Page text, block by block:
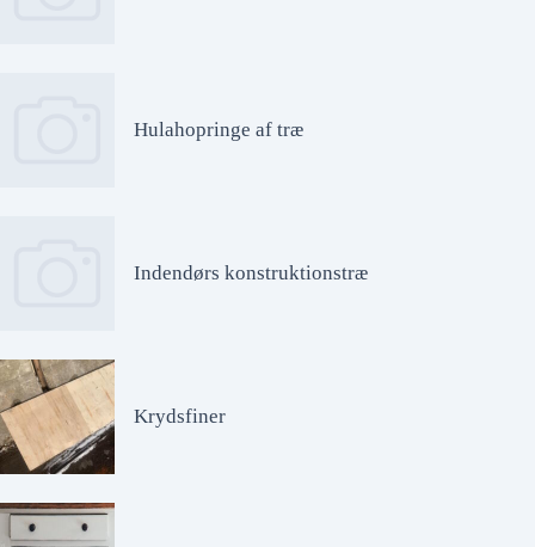
Hulahopringe af træ
Indendørs konstruktionstræ
Krydsfiner